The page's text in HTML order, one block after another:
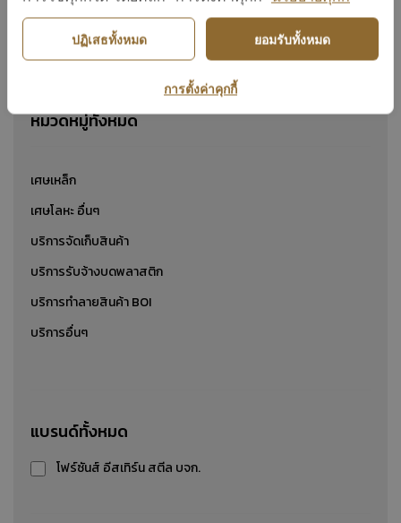
เศษทองแดง
รับซื้อ-ขาย-ประมูลเศษทองแดง
แสดง 1 ถึง 24 จาก 2
หมวดหมู่ทั้งหมด
เศษเหล็ก
เศษโลหะ อื่นๆ
บริการจัดเก็บสินค้า
บริการรับจ้างบดพลาสติก
บริการทำลายสินค้า BOI
บริการอื่นๆ
แบรนด์ทั้งหมด
โฟร์ซันส์ อีสเทิร์น สตีล บจก.
ปฏิเสธทั้งหมด ยอมรับทั้งหมด
การตั้งค่าคุกกี้